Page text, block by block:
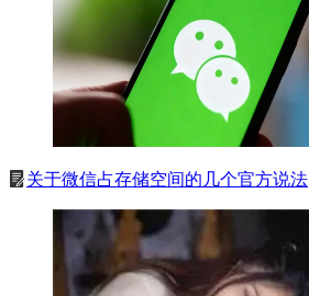
关于微信占存储空间的几个官方说法